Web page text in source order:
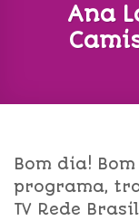
Ana
Bom dia!
programa,
TV Rede